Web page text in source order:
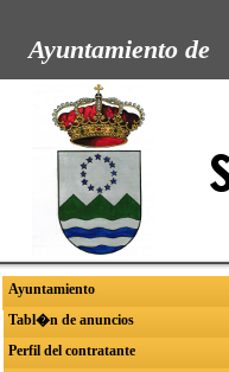
Ayuntamiento de
Ayuntamiento
Tabl�n de anuncios
Perfil del contratante